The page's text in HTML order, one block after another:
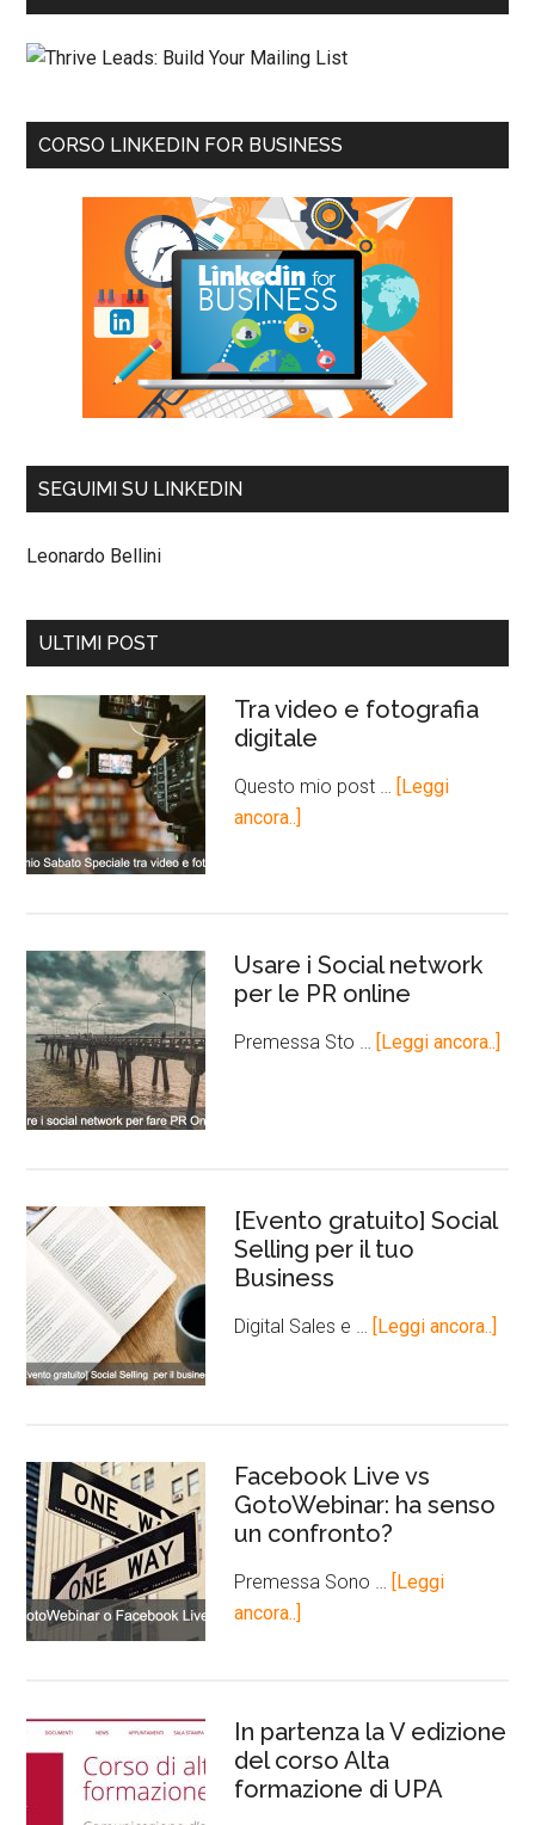
CORSO LINKEDIN FOR BUSINESS
SEGUIMI SU LINKEDIN
Leonardo Bellini
ULTIMI POST
Tra video e fotografia
digitale
Questo mio post …
[Leggi
ancora..]
Usare i Social network
per le PR online
Premessa Sto … [Leggi ancora..]
[Evento gratuito] Social
Selling per il tuo
Business
Digital Sales e … [Leggi ancora..]
Facebook Live vs
GotoWebinar: ha senso
un confronto?
Premessa Sono …
[Leggi
ancora..]
In partenza la V edizione
del corso Alta
formazione di UPA